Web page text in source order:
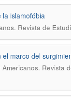
la islamofóbia
Revista de
marco del
Americanos. Revista